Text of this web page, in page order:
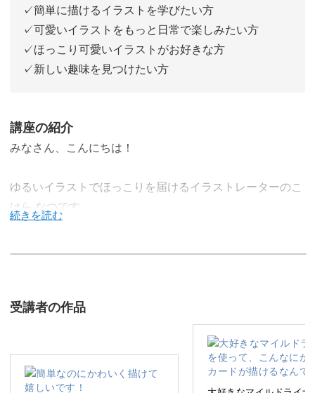
✓簡単に描けるイラストを学びたい方
✓可愛いイラストをもっと日常で楽しみたい方
✓ほっこり可愛いイラストがお好きな方
✓新しい趣味を見つけたい方
講座の紹介
みなさん、こんにちは！
ゆるいイラストでほっこりを届けるイラストレーターのこ
はら なつです。
テンツを発信しています。
さて、今回の講座では、ペン1本でさくっと簡単に描け
る“ゆるイラスト”を、みなさんと一緒に楽しんでいきたい
と思います。
受講者の作品